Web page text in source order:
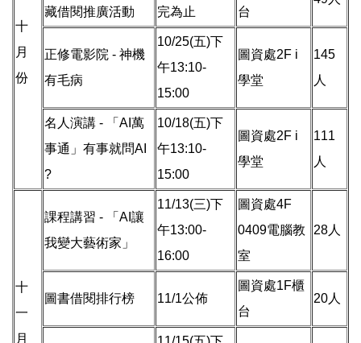
十
月
份
藏借閱推廣活動
完為止
台
正修電影院 - 神機
有毛病
10/25(五)下
午13:10-
15:00
圖資處2F i
學堂
145
人
名人演講 - 「AI萬
事通」有事就問AI
?
10/18(五)下
午13:10-
15:00
圖資處2F i
學堂
111
人
十
一
月
課程講習 - 「AI讓
我變大藝術家」
11/13(三)下
午13:00-
16:00
圖資處4F
0409電腦教
室
28人
圖書借閱排行榜 11/1公佈
圖資處1F櫃
台
20人